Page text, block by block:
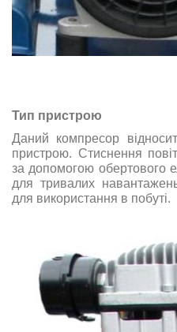
Тип пристрою
Даний компресор
пристрою. Стиснення
за допомогою обертового
для тривалих
для використання в побуті.